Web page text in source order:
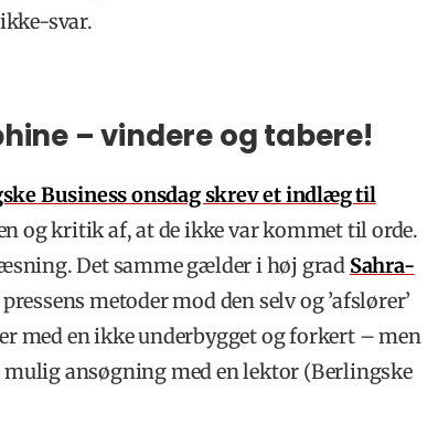
svar.
– vindere og tabere!
Business onsdag skrev et indlæg til
og kritik af, at de ikke var kommet til orde.
Det samme gælder i høj grad Sahra-
metoder mod den selv og ’afslører’
med en ikke underbygget og forkert – men
ansøgning med en lektor (Berlingske